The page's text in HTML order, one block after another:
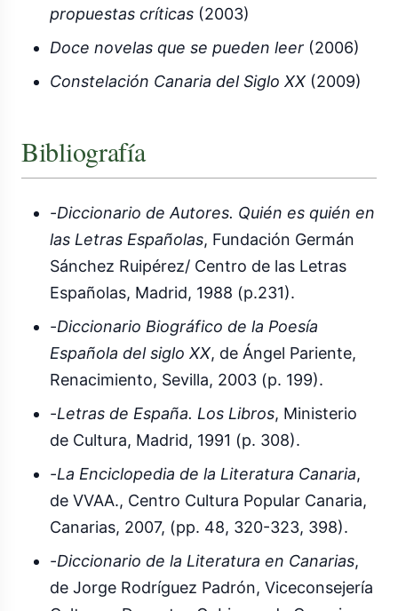
propuestas críticas (2003)
Doce novelas que se pueden leer (2006)
Constelación Canaria del Siglo XX (2009)
Bibliografía
-Diccionario de Autores. Quién es quién en
las Letras Españolas, Fundación Germán
Sánchez Ruipérez/ Centro de las Letras
Españolas, Madrid, 1988 (p.231).
-Diccionario Biográfico de la Poesía
Española del siglo XX, de Ángel Pariente,
Renacimiento, Sevilla, 2003 (p. 199).
-Letras de España. Los Libros, Ministerio
de Cultura, Madrid, 1991 (p. 308).
-La Enciclopedia de la Literatura Canaria,
de VVAA., Centro Cultura Popular Canaria,
Canarias, 2007, (pp. 48, 320-323, 398).
-Diccionario de la Literatura en Canarias,
de Jorge Rodríguez Padrón, Viceconsejería